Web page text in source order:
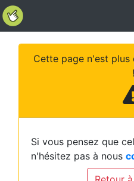
Cette page n'est plus
!
Si vous pensez que
n'hésitez pas à nous